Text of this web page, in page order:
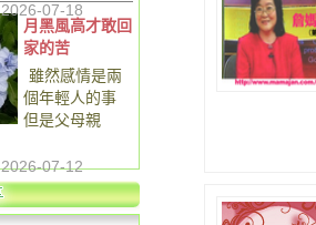
2026-07-18
月黑風高才敢回
家的苦
雖然感情是兩
個年輕人的事
但是父母親
2026-07-12